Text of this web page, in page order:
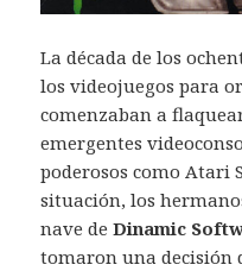
La década de los
los videojuegos para
comenzaban a
emergentes
poderosos como Atari
situación, los
nave deDinamic
tomaron una decisión